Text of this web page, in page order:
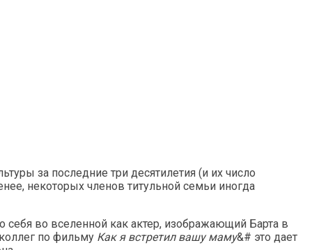
за последние три десятилетия (и их число
некоторых членов титульной семьи иногда
во вселенной как актер, изображающий Барта в
по фильму Как я встретил вашу маму&# это дает